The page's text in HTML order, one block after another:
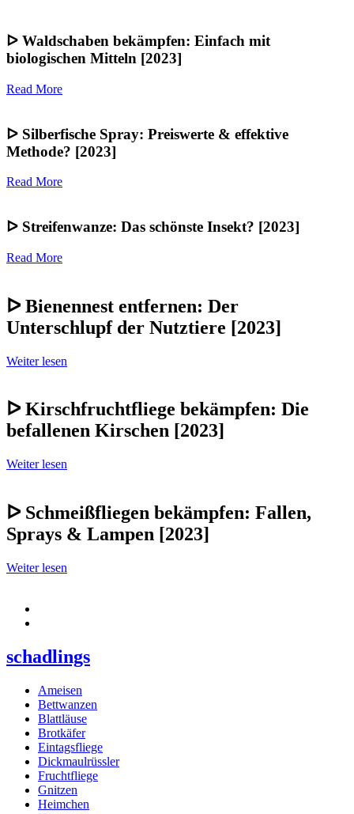
ᐅ Waldschaben bekämpfen: Einfach mit
biologischen Mitteln [2023]
Read More
ᐅ Silberfische Spray: Preiswerte & effektive
Methode? [2023]
Read More
ᐅ Streifenwanze: Das schönste Insekt? [2023]
Read More
ᐅ Bienennest entfernen: Der
Unterschlupf der Nutztiere [2023]
Weiter lesen
ᐅ Kirschfruchtfliege bekämpfen: Die
befallenen Kirschen [2023]
Weiter lesen
ᐅ Schmeißfliegen bekämpfen: Fallen,
Sprays & Lampen [2023]
Weiter lesen
schadlings
Ameisen
Bettwanzen
Blattläuse
Brotkäfer
Eintagsfliege
Dickmaulrüssler
Fruchtfliege
Gnitzen
Heimchen